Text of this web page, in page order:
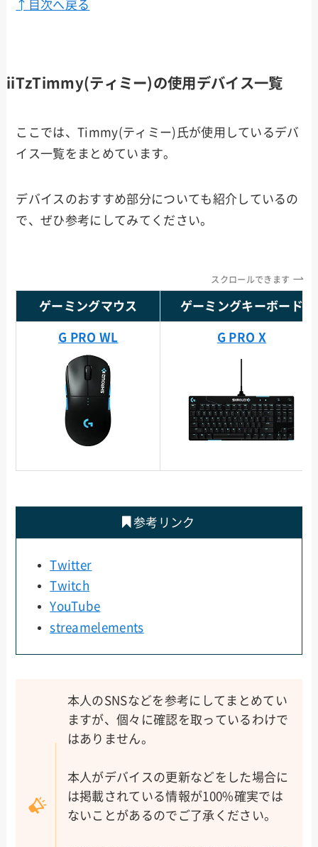
↑目次へ戻る
iiTzTimmy(ティミー)の使用デバイス一覧
ここでは、Timmy(ティミー)氏が使用しているデバ
イス一覧をまとめています。
デバイスのおすすめ部分についても紹介しているの
で、ぜひ参考にしてみてください。
スクロールできます
ゲーミングマウス ゲーミングキーボード
G PRO WL G PRO X
参考リンク
Twitter
Twitch
YouTube
streamelements
本人のSNSなどを参考にしてまとめてい
ますが、個々に確認を取っているわけで
はありません。
本人がデバイスの更新などをした場合に
は掲載されている情報が100%確実では
ないことがあるのでご了承ください。